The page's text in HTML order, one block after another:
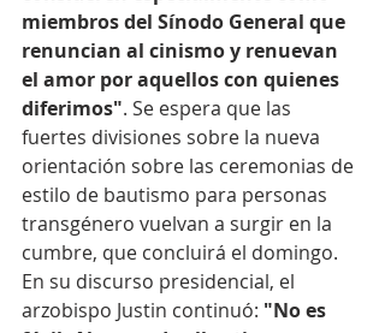
miembros del Sínodo General que
renuncian al cinismo y renuevan
el amor por aquellos con quienes
diferimos". Se espera que las
fuertes divisiones sobre la nueva
orientación sobre las ceremonias de
estilo de bautismo para personas
transgénero vuelvan a surgir en la
cumbre, que concluirá el domingo.
En su discurso presidencial, el
arzobispo Justin continuó: "No es